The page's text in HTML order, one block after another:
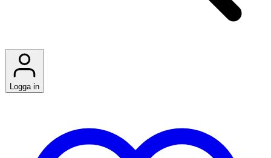
Logga in